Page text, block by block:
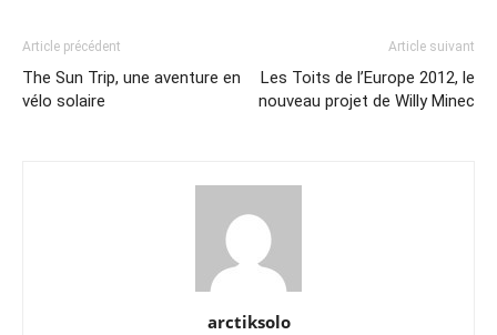
Article précédent
The Sun Trip, une aventure en
vélo solaire
Article suivant
Les Toits de l’Europe 2012, le
nouveau projet de Willy Minec
arctiksolo